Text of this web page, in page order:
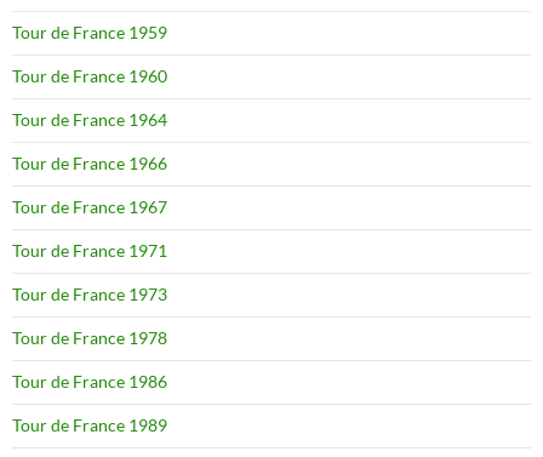
Tour de France 1959
Tour de France 1960
Tour de France 1964
Tour de France 1966
Tour de France 1967
Tour de France 1971
Tour de France 1973
Tour de France 1978
Tour de France 1986
Tour de France 1989